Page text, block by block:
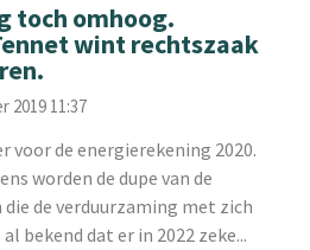
toch omhoog.
wint rechtszaak
2019 11:37
voor de energierekening 2020.
worden de dupe van de
de verduurzaming met zich
bekend dat er in 2022 zeke...